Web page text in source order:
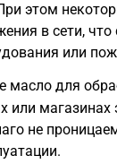
этом
в сети,
или
масло для
или
не